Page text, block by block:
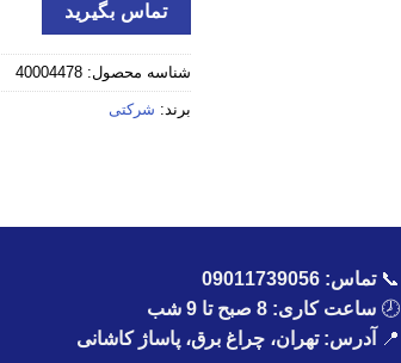
تماس بگیرید
شناسه محصول: 40004478
برند: شرکتی
📞تماس: 09011739056
🕗 ساعت کاری: 8 صبح تا 9 شب
📍
آدرس: تهران، چراغ برق، پاساژ کاشانی